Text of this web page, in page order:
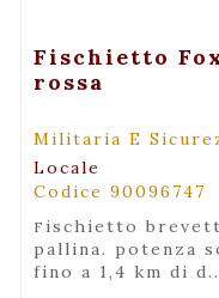
Fischietto
rossa
Militaria E
Locale
Codice 90096747
fischietto brevettato in plastica rossa senza
pallina. potenza
fino a 1,4 km di